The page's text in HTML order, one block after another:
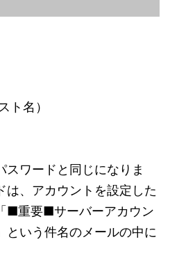
名）
ワードと同じになりま
は、アカウントを設定した
■重要■サーバーアカウン
という件名のメールの中に